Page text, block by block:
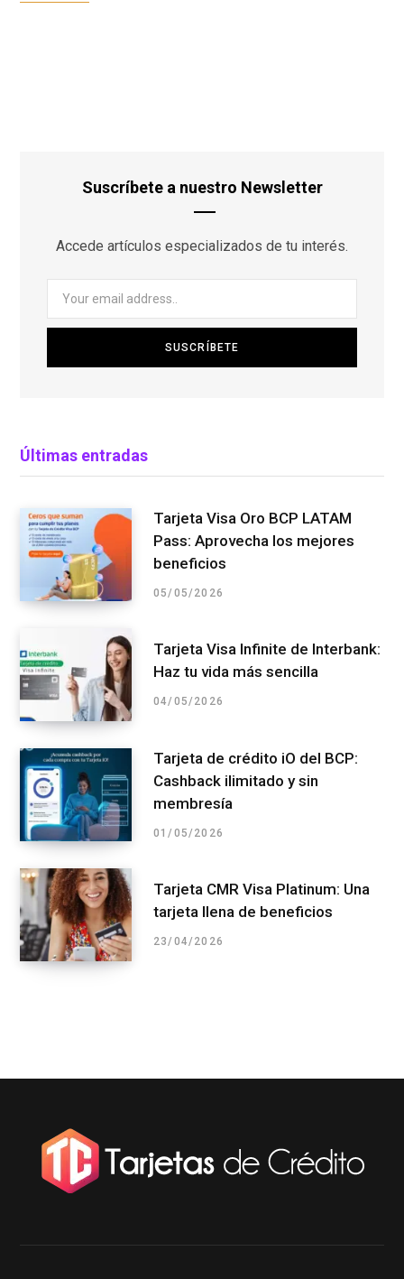
Suscríbete a nuestro Newsletter
Accede artículos especializados de tu interés.
Últimas entradas
Tarjeta Visa Oro BCP LATAM
Pass: Aprovecha los mejores
beneficios
05/05/2026
Tarjeta Visa Infinite de Interbank:
Haz tu vida más sencilla
04/05/2026
Tarjeta de crédito iO del BCP:
Cashback ilimitado y sin
membresía
01/05/2026
Tarjeta CMR Visa Platinum: Una
tarjeta llena de beneficios
23/04/2026